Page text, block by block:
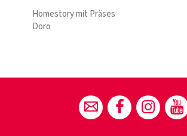
Homestory mit Präses
Doro